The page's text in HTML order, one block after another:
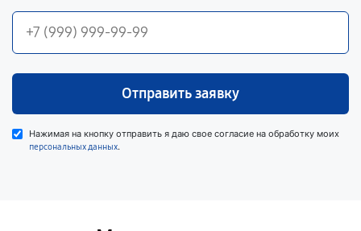
Отправить заявку
Нажимая на кнопку отправить я даю свое согласие на обработку моих
персональных данных.